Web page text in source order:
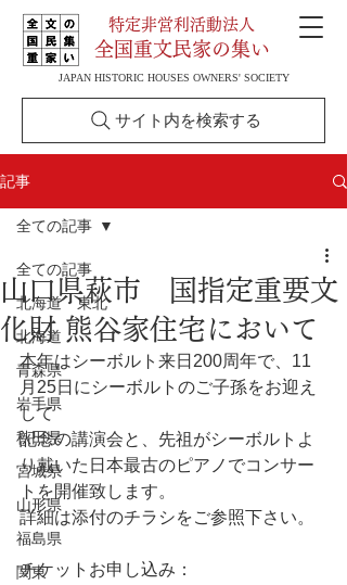
特定非営利活動法人
全国重文民家の集い
JAPAN HISTORIC HOUSES OWNERS' SOCIETY
サイト内を検索する
記事
全ての記事
北海道・東北
北海道
青森県
岩手県
秋田県
宮城県
山形県
福島県
関東
全ての記事
山口県萩市 国指定重要文
化財 熊谷家住宅において
本年はシーボルト来日200周年で、11
月25日にシーボルトのご子孫をお迎え
して
記念の講演会と、先祖がシーボルトよ
り戴いた日本最古のピアノでコンサー
トを開催致します。
詳細は添付のチラシをご参照下さい。
チケットお申し込み：